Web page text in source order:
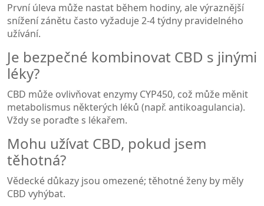
První úleva může nastat během hodiny, ale výraznější
snížení zánětu často vyžaduje 2-4 týdny pravidelného
užívání.
Je bezpečné kombinovat CBD s jinými
léky?
CBD může ovlivňovat enzymy CYP450, což může měnit
metabolismus některých léků (např. antikoagulancia).
Vždy se poraďte s lékařem.
Mohu užívat CBD, pokud jsem
těhotná?
Vědecké důkazy jsou omezené; těhotné ženy by měly
CBD vyhýbat.